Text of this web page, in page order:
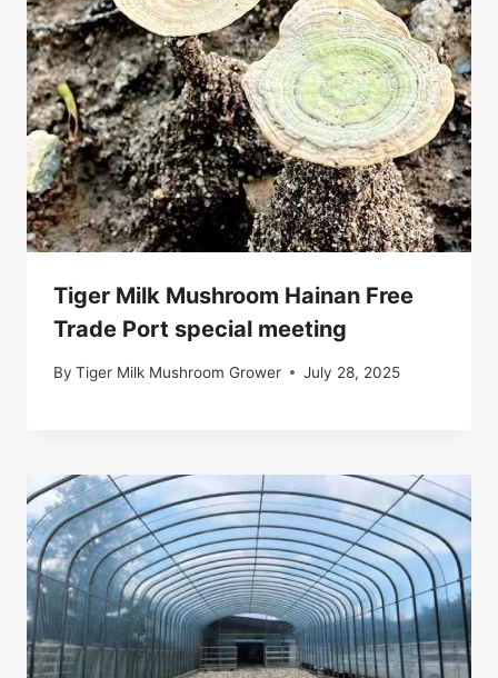
Tiger Milk Mushroom Hainan Free
Trade Port special meeting
By Tiger Milk Mushroom Grower July 28, 2025